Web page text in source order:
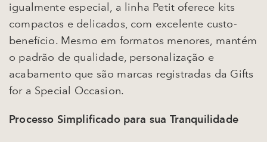
igualmente especial, a linha Petit oferece kits
compactos e delicados, com excelente custo-
benefício. Mesmo em formatos menores, mantém
o padrão de qualidade, personalização e
acabamento que são marcas registradas da Gifts
for a Special Occasion.
Processo Simplificado para sua Tranquilidade